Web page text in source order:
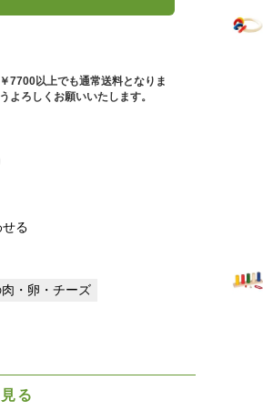
7700以上でも通常送料となりま
よろしくお願いいたします。
る
・卵・チーズ
る